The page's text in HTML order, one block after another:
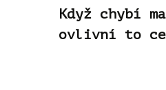
Když chybí
ovlivní to